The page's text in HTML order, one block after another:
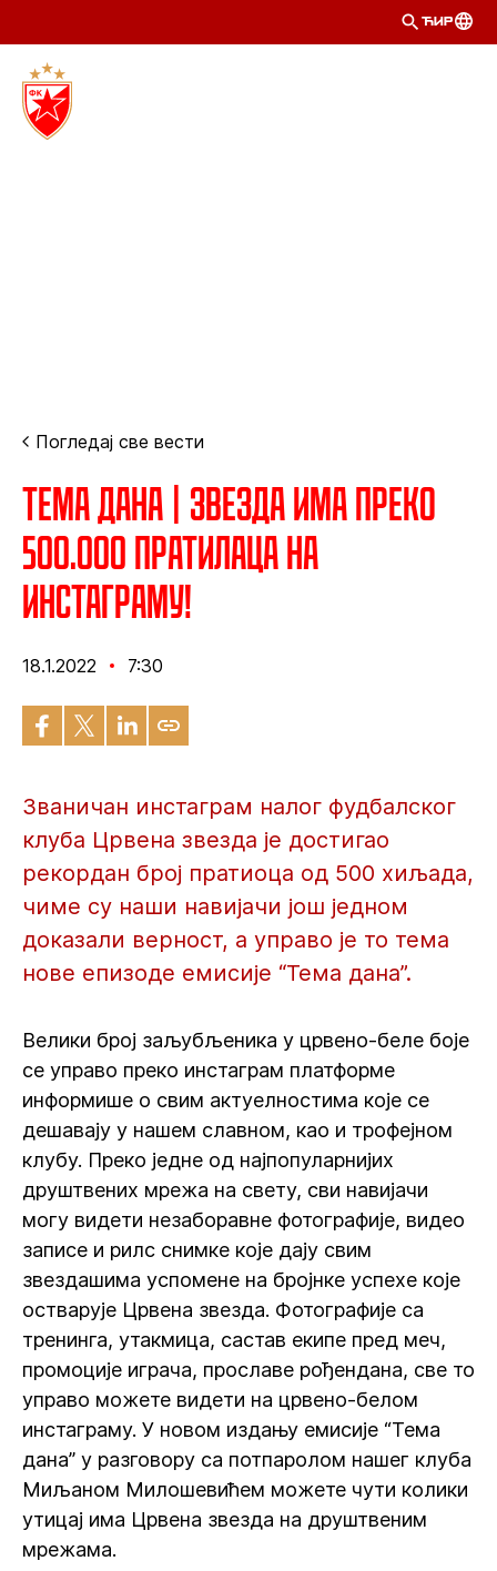
ЋИР
Погледај све вести
Тема дана | Звезда има преко
500.000 пратилаца на
Инстаграму!
18.1.2022 7:30
Званичан инстаграм налог фудбалског
клуба Црвена звезда је достигао
рекордан број пратиоца од 500 хиљада,
чиме су наши навијачи још једном
доказали верност, а управо је то тема
нове епизоде емисије “Тема дана”.
Велики број заљубљеника у црвено-беле боје
се управо преко инстаграм платформе
информише о свим актуелностима које се
дешавају у нашем славном, као и трофејном
клубу. Преко једне од најпопуларнијих
друштвених мрежа на свету, сви навијачи
могу видети незаборавне фотографије, видео
записе и рилс снимке које дају свим
звездашима успомене на бројнке успехе које
остварује Црвена звезда. Фотографије са
тренинга, утакмица, састав екипе пред меч,
промоције играча, прославе рођендана, све то
управо можете видети на црвено-белом
инстаграму. У новом издању емисије “Тема
дана” у разговору са потпаролом нашег клуба
Миљаном Милошевићем можете чути колики
утицај има Црвена звезда на друштвеним
мрежама.